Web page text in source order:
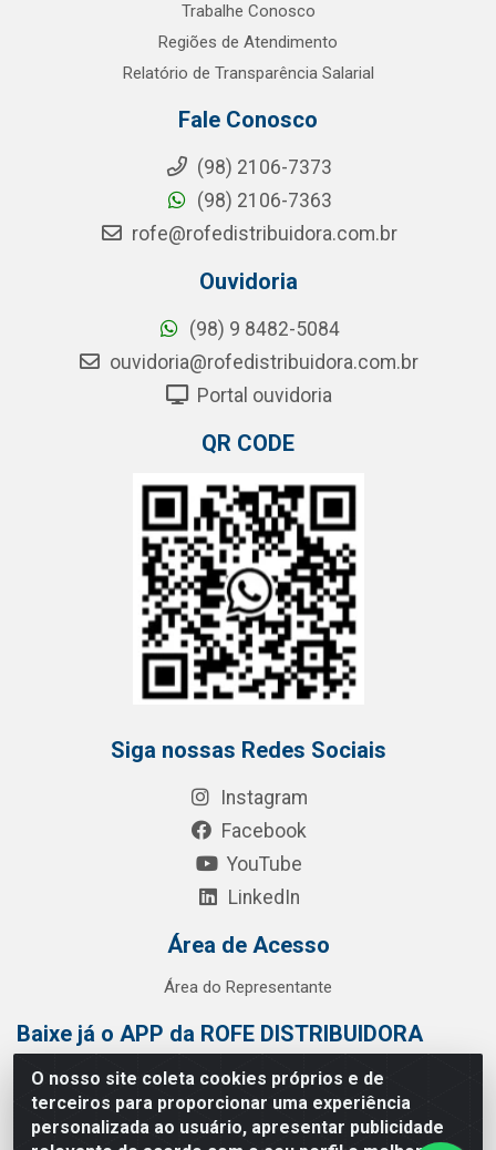
O nosso site coleta cookies próprios e de
terceiros para proporcionar uma experiência
personalizada ao usuário, apresentar publicidade
Trabalhe Conosco
Regiões de Atendimento
Relatório de Transparência Salarial
Fale Conosco
(98) 2106-7373
(98) 2106-7363
rofe@rofedistribuidora.com.br
Ouvidoria
(98) 9 8482-5084
ouvidoria@rofedistribuidora.com.br
Portal ouvidoria
QR CODE
Siga nossas Redes Sociais
Instagram
Facebook
YouTube
LinkedIn
Área de Acesso
Área do Representante
Baixe já o APP da ROFE DISTRIBUIDORA